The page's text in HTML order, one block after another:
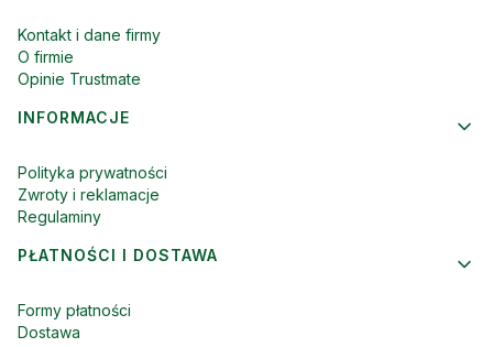
Kontakt i dane firmy
O firmie
Opinie Trustmate
INFORMACJE
Polityka prywatności
Zwroty i reklamacje
Regulaminy
PŁATNOŚCI I DOSTAWA
Formy płatności
Dostawa